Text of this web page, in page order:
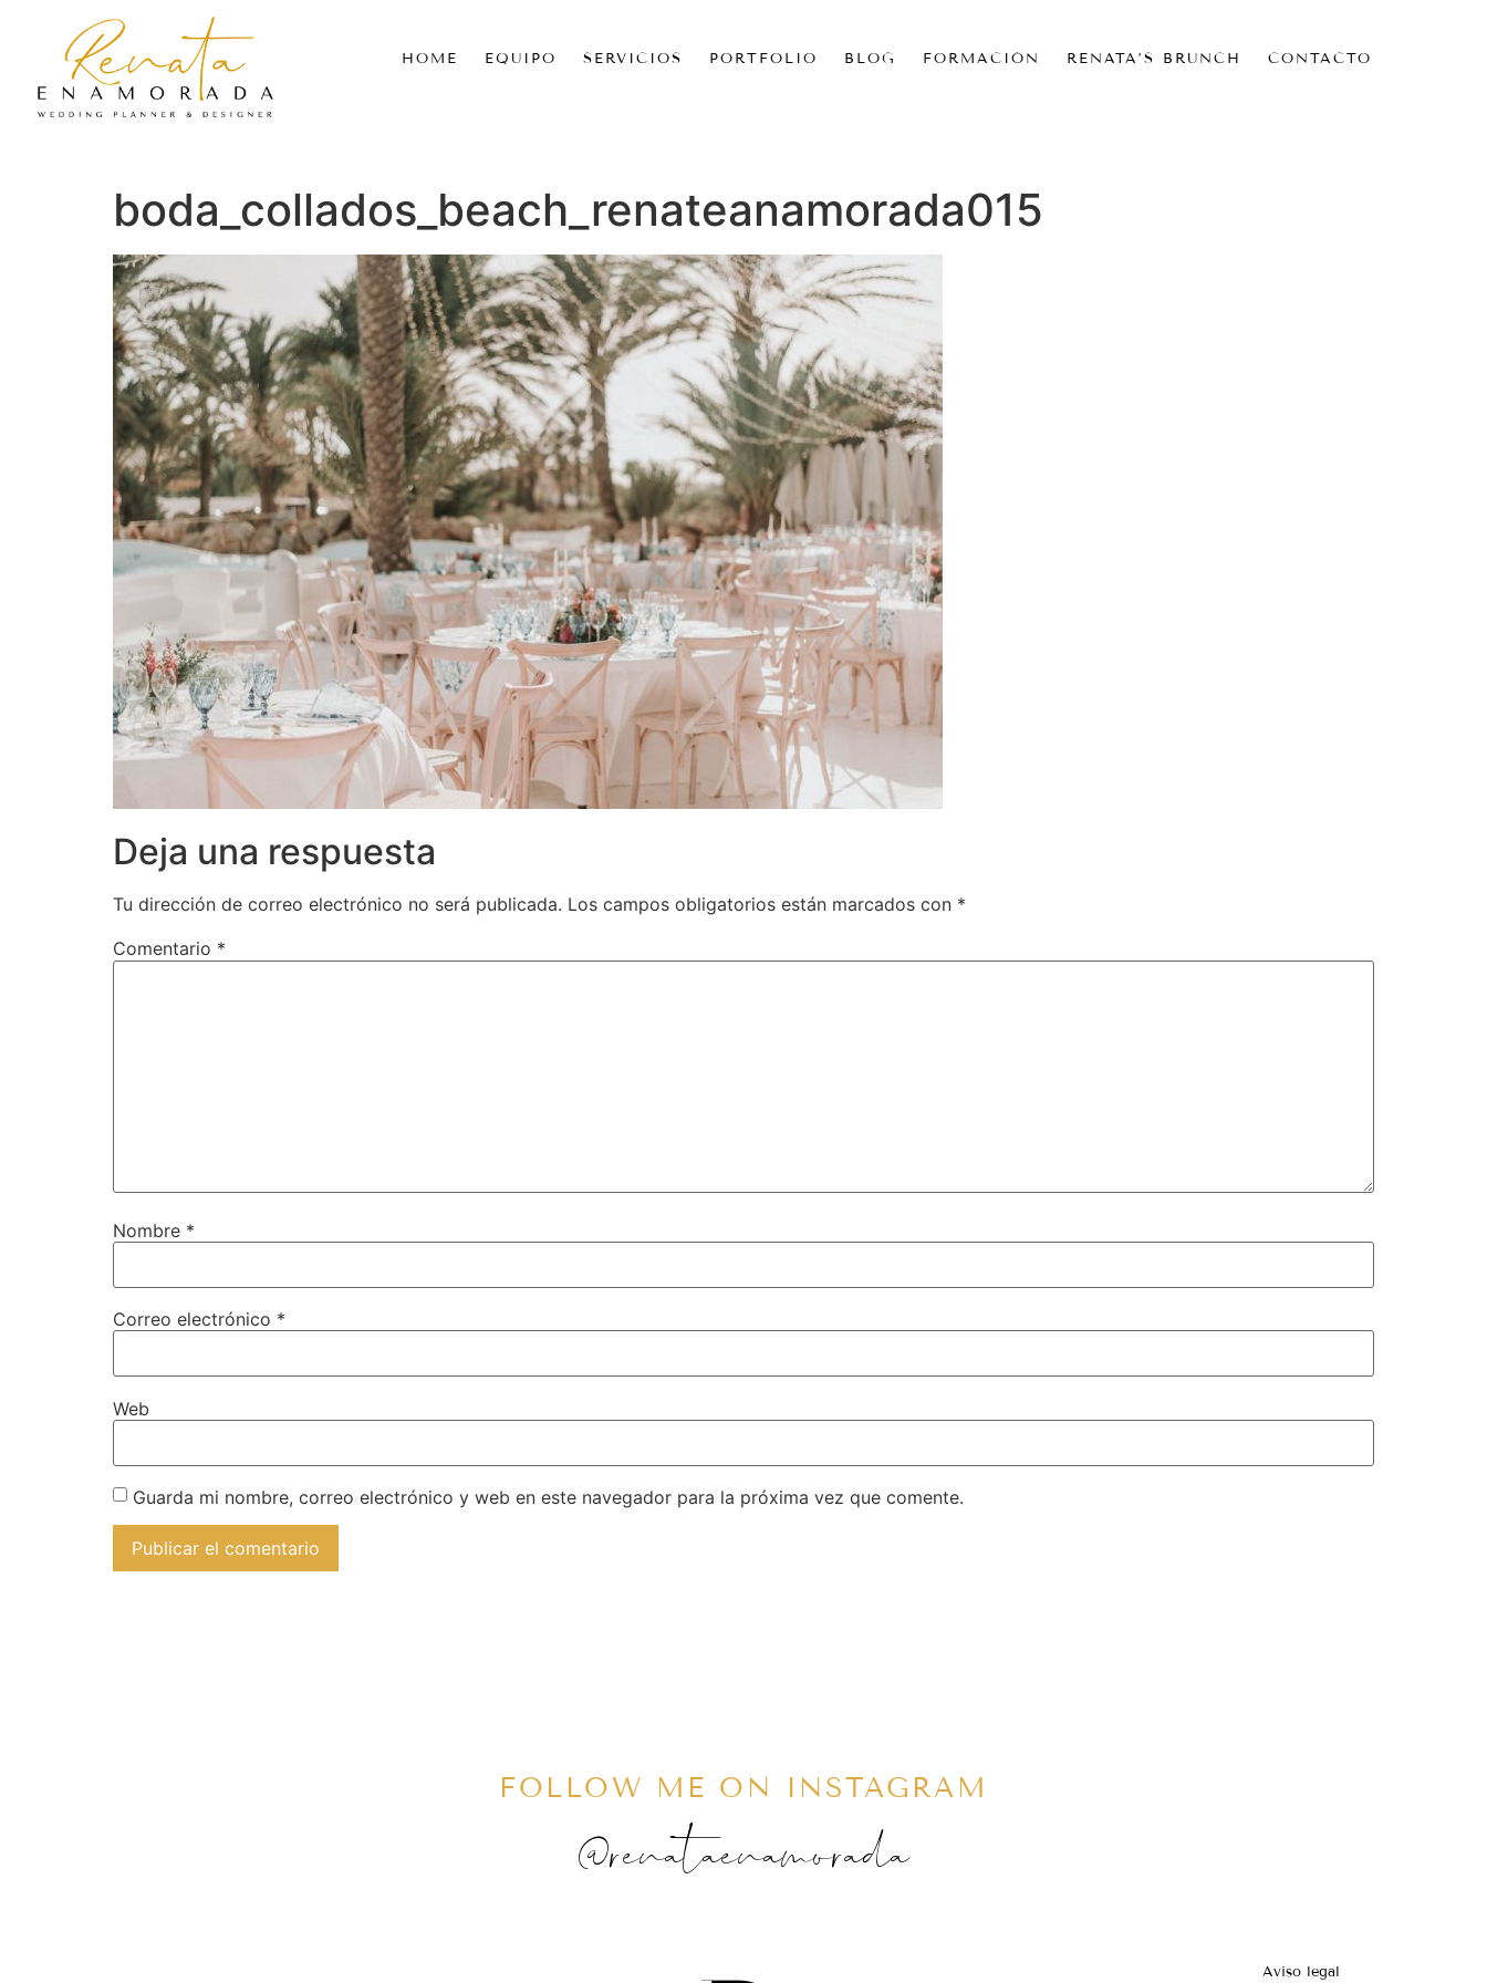
HOME EQUIPO SERVICIOS PORTFOLIO BLOG FORMACIÓN RENATA’S BRUNCH CONTACTO
boda_collados_beach_renateanamorada015
Deja una respuesta
Tu dirección de correo electrónico no será publicada. Los campos obligatorios están marcados con *
Comentario *
Nombre *
Correo electrónico *
Web
Guarda mi nombre, correo electrónico y web en este navegador para la próxima vez que comente.
FOLLOW ME ON INSTAGRAM
@renataenamorada
Aviso legal